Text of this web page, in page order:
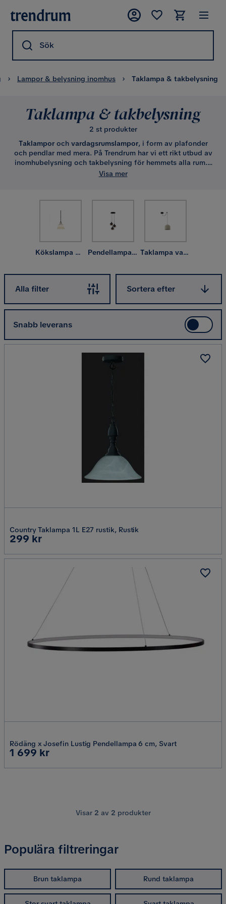
Sök
Lampor & belysning inomhus Taklampa & takbelysning
Taklampa & takbelysning
2 st produkter
Taklamporoch vardagsrumslampor, i form av plafonder
och pendlar med mera. På Trendrum har vi ett rikt utbud av
inomhubelysning och takbelysning för hemmets alla rum. I
sortimentet finns bland annat; plafonder för sovrum,
Visa mer
Kökslampa & taklampa kök Pendellampa & hänglampa Taklampa vardagsrum
Alla filter
Sortera efter
Snabb leverans
Country Taklampa 1L E27 rustik, Rustik
Pris
299 kr
Rödäng x Josefin Lustig Pendellampa 6 cm, Svart
Pris
1 699 kr
Visar 2 av 2 produkter
Populära filtreringar
Brun taklampa Rund taklampa